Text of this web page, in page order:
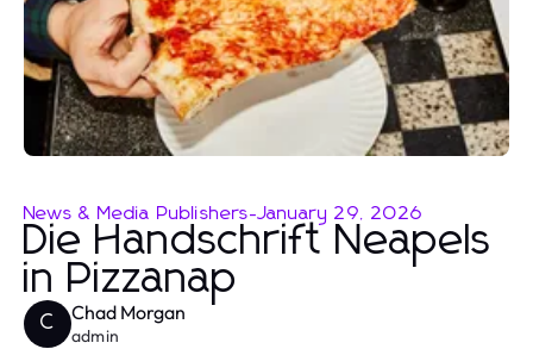
News & Media Publishers-January 29, 2026
Die Handschrift Neapels
in Pizzanap
C Chad Morgan
admin